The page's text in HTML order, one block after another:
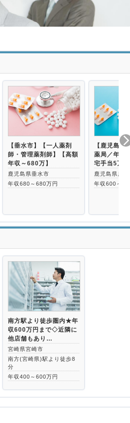
【垂水市】【一人薬剤
師・管理薬剤師】【高額
年収～680万】
鹿児島県垂水市
年収680～680万円
【鹿児島】
薬局／年収
宅手当5万
鹿児島県鹿屋
年収600～
南方駅より徒歩圏内★年
収600万円まで◇近隣に
他店舗もあり…
宮崎県宮崎市
南方(宮崎県)駅より徒歩8
分
年収400～600万円